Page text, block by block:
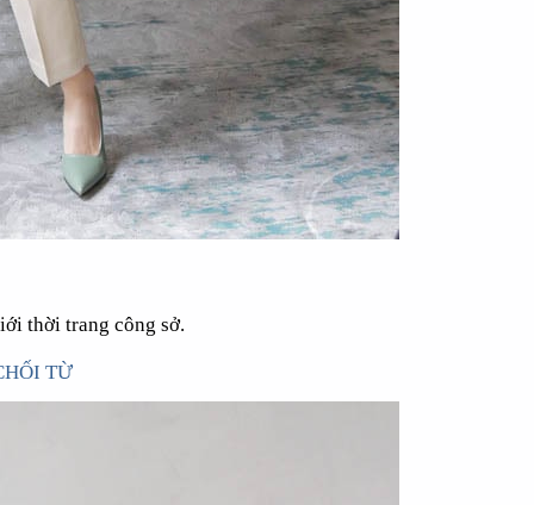
thời trang công sở.
TỪ
ÁO BẾP NHẬT PH010
-25%